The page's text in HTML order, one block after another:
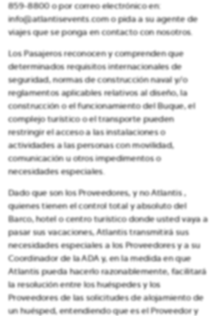
859-8800 o por correo electrónico en:
info@atlantisevents.com o pida a su agente de
viajes que se ponga en contacto con nosotros.
Los Pasajeros reconocen y comprenden que
determinados requisitos internacionales de
seguridad, normas de construcción naval y/o
reglamentos aplicables relativos al diseño, la
construcción o el funcionamiento del Buque, el
complejo turístico o el transporte pueden
restringir el acceso a las instalaciones o
actividades a las personas con movilidad,
comunicación u otros impedimentos o
necesidades especiales.
Dado que son los Proveedores, y no Atlantis ,
quienes tienen el control total y absoluto del
Barco, hotel o centro turístico donde usted vaya a
pasar sus vacaciones, Atlantis transmitirá sus
necesidades especiales a los Proveedores y a su
Coordinador de la ADA y, en la medida en que
Atlantis pueda hacerlo razonablemente, facilitará
la resolución entre los huéspedes y los
Proveedores de las solicitudes de alojamiento de
un huésped, entendiendo que es el Proveedor y